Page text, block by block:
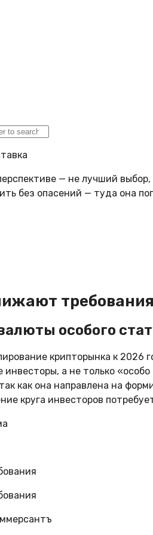
— не лучший
без опасений — туда она
требования
особого
крипторынка к 2026
инвесторы, а не только
как она направлена на
круга инвесторов